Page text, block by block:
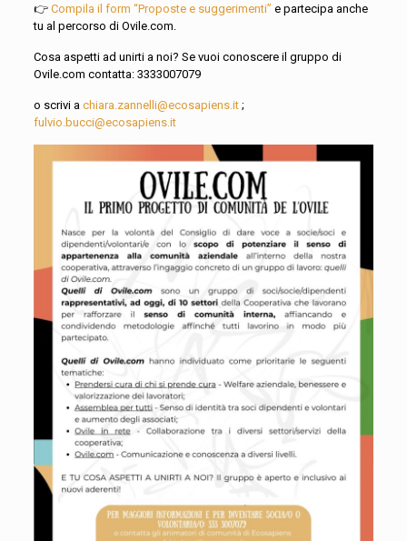
👉 Compila il form “Proposte e suggerimenti” e partecipa anche
tu al percorso di Ovile.com.
Cosa aspetti ad unirti a noi? Se vuoi conoscere il gruppo di
Ovile.com contatta: 3333007079
o scrivi a chiara.zannelli@ecosapiens.it;
fulvio.bucci@ecosapiens.it